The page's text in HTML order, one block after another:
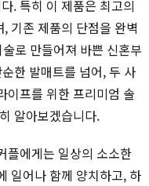
. 특히 이 제품은 최고의
기존 제품의 단점을 완벽
술로 만들어져 바쁜 신혼부
한 발매트를 넘어, 두 사
이프를 위한 프리미엄 솔
알아보겠습니다.
플에게는 일상의 소소한
일어나 함께 양치하고, 하